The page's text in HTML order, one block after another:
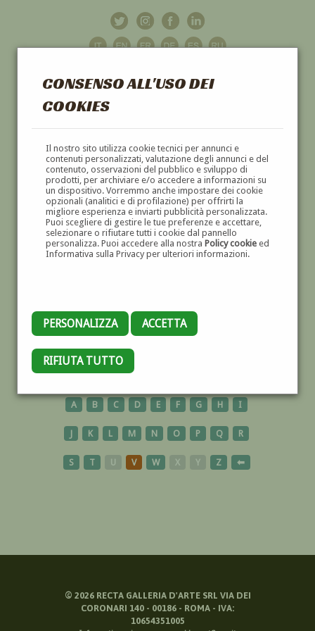
CONSENSO ALL'USO DEI
COOKIES
Il nostro sito utilizza cookie tecnici per annunci e
contenuti personalizzati, valutazione degli annunci e del
contenuto, osservazioni del pubblico e sviluppo di
prodotti, per archiviare e/o accedere a informazioni su
un dispositivo. Vorremmo anche impostare dei cookie
opzionali (analitici e di profilazione) per offrirti la
migliore esperienza e inviarti pubblicità personalizzata.
Puoi scegliere di gestire le tue preferenze e accettare,
selezionare o rifiutare tutti i cookie dal pannello
personalizza. Puoi accedere alla nostra Policy cookieed
Informativa sulla Privacy per ulteriori informazioni.
PERSONALIZZA ACCETTA
RIFIUTA TUTTO
GALLERIAD'ARTE
DIPINTI E SCULTURE '800 E '900
NIZZA
A B C D E F G H I
J K L M N O P Q R
S T U V W X Y Z ⬅
© 2026RECTA GALLERIA D'ARTE SRL VIA DEI
CORONARI 140 - 00186 - ROMA - IVA:
10654351005